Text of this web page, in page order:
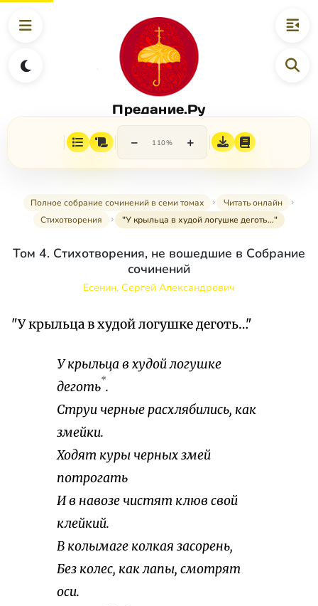
Предание.Ру
− 110% +
Полное собрание сочинений в семи томах
Читать онлайн
Стихотворения
"У крыльца в худой логушке деготь…"
Том 4. Стихотворения, не вошедшие в Собрание
сочинений
Есенин, Сергей Александрович
"У крыльца в худой логушке деготь…"
У крыльца в худой логушке
деготь*.
Струи черные расхлябились, как
змейки.
Ходят куры черных змей
потрогать
И в навозе чистят клюв свой
клейкий.
В колымаге колкая засорень,
Без колес, как лапы, смотрят
оси.